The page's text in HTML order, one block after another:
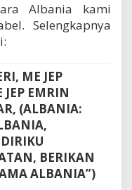
Albania kami
Selengkapnya
ME JEP
JEP EMRIN
(ALBANIA:
BERIKAN
ALBANIA”)